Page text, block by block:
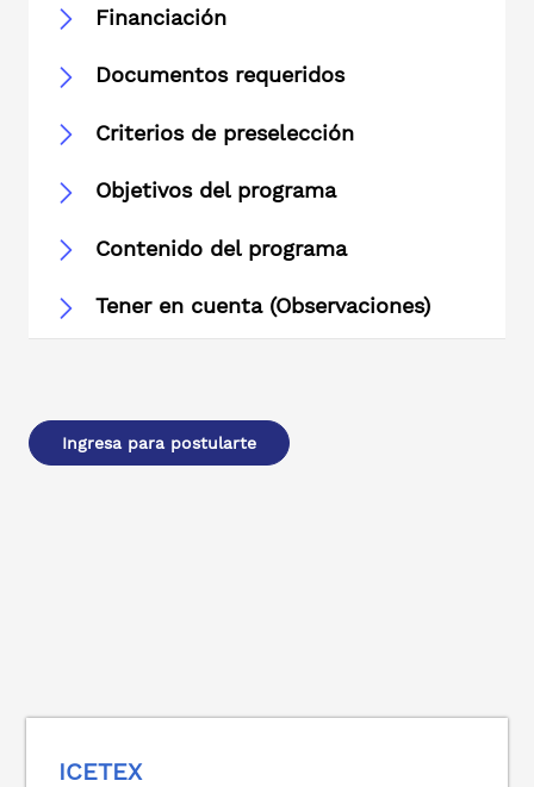
Financiación
Documentos requeridos
Criterios de preselección
Objetivos del programa
Contenido del programa
Tener en cuenta (Observaciones)
Ingresa para postularte
ICETEX